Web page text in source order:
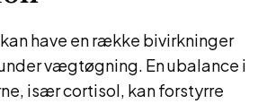
have en række bivirkninger
vægtøgning. En ubalance i
især cortisol, kan forstyrre